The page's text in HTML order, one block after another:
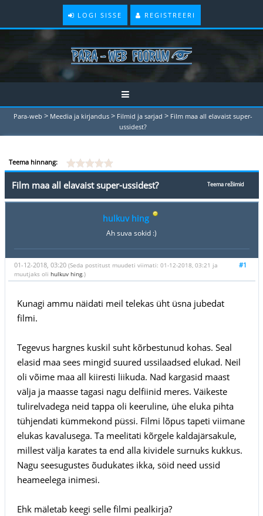
LOGI SISSE REGISTREERI
Para-web > Meedia ja kirjandus > Filmid ja sarjad > Film maa all elavaist super-
ussidest?
Teema hinnang:
Teema režiimid
Film maa all elavaist super-ussidest?
hulkuv hing
Ah suva sokid :)
#1
01-12-2018, 03:20 (Seda postitust muudeti viimati: 01-12-2018, 03:21 ja
muutjaks oli hulkuv hing.)
Kunagi ammu näidati meil telekas üht üsna jubedat
filmi.
Tegevus hargnes kuskil suht kõrbestunud kohas. Seal
elasid maa sees mingid suured ussilaadsed elukad. Neil
oli võime maa all kiiresti liikuda. Nad kargasid maast
välja ja maasse tagasi nagu delfiinid meres. Väikeste
tulirelvadega neid tappa oli keeruline, ühe eluka pihta
tühjendati kümmekond püssi. Filmi lõpus tapeti viimane
elukas kavalusega. Ta meelitati kõrgele kaldajärsakule,
millest välja karates ta end alla kividele surnuks kukkus.
Nagu seesugustes õudukates ikka, söid need ussid
heameelega inimesi.
Ehk mäletab keegi selle filmi pealkirja?